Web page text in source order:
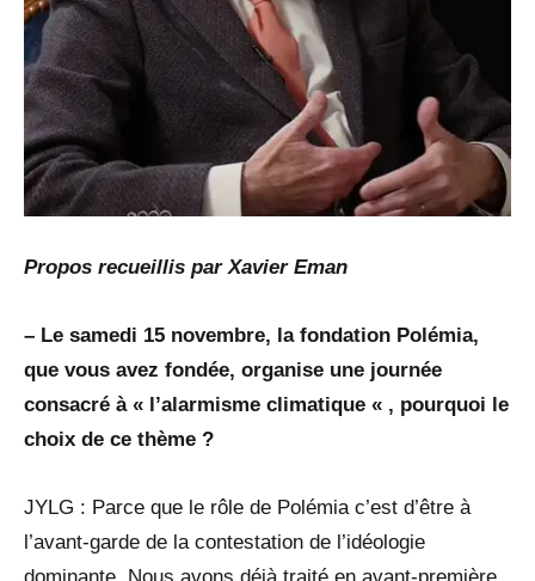
Propos recueillis par Xavier Eman
– Le samedi 15 novembre, la fondation Polémia,
que vous avez fondée, organise une journée
consacré à « l’alarmisme climatique « , pourquoi le
choix de ce thème ?
JYLG : Parce que le rôle de Polémia c’est d’être à
l’avant-garde de la contestation de l’idéologie